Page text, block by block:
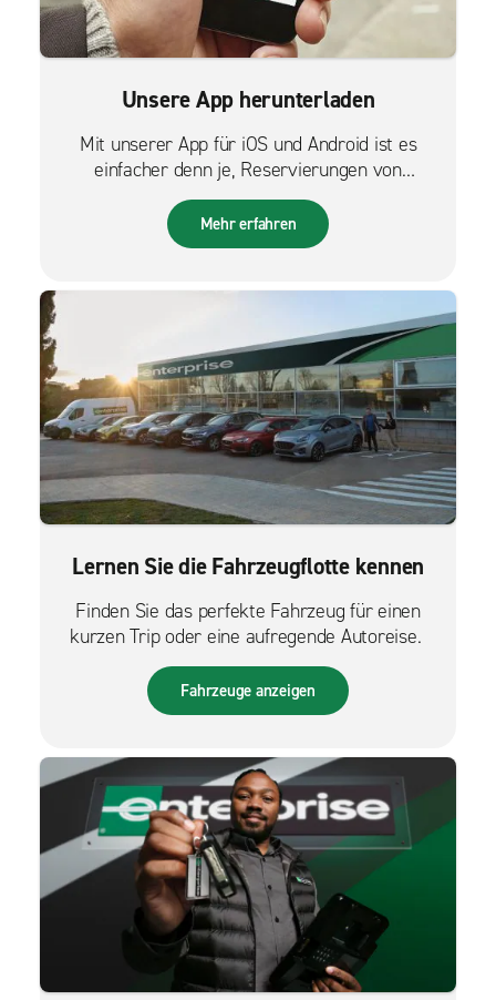
Unsere App herunterladen
Mit unserer App für iOS und Android ist es
einfacher denn je, Reservierungen von
unterwegs zu verwalten.
Mehr erfahren
Lernen Sie die Fahrzeugflotte kennen
Finden Sie das perfekte Fahrzeug für einen
kurzen Trip oder eine aufregende Autoreise.
Fahrzeuge anzeigen